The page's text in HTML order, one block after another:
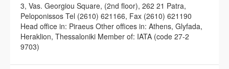
3, Vas. Georgiou Square, (2nd floor), 262 21 Patra,
Peloponissos Tel (2610) 621166, Fax (2610) 621190
Head office in: Piraeus Other offices in: Athens, Glyfada,
Heraklion, Thessaloniki Member of: IATA (code 27-2
9703)